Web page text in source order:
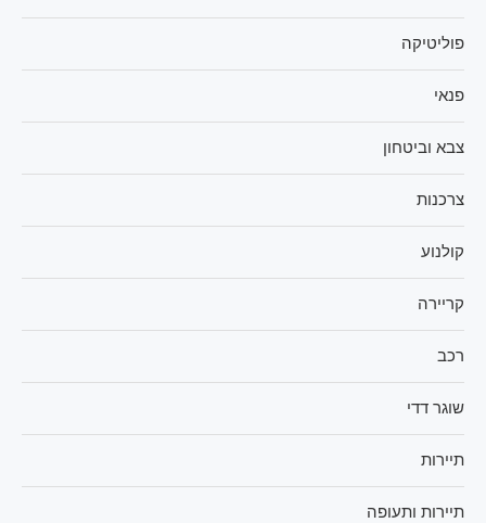
פוליטיקה
פנאי
צבא וביטחון
צרכנות
קולנוע
קריירה
רכב
שוגר דדי
תיירות
תיירות ותעופה